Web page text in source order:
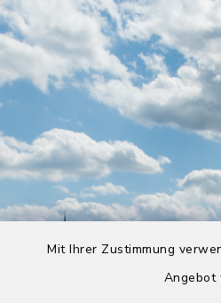
Mit Ihrer Zustimmung
Angebot